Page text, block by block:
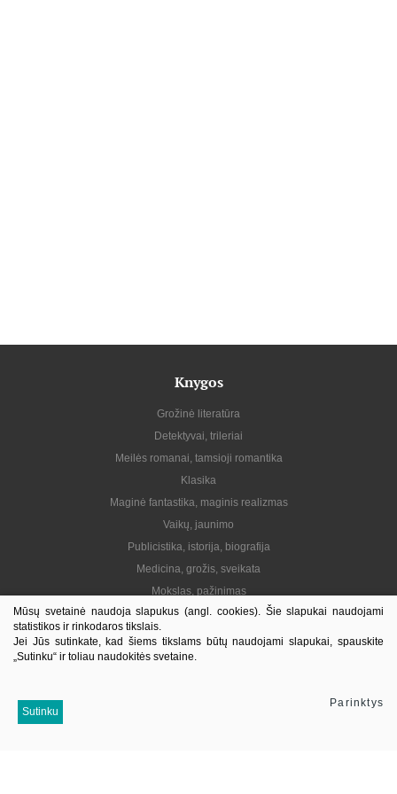
Knygos
Grožinė literatūra
Detektyvai, trileriai
Meilės romanai, tamsioji romantika
Klasika
Maginė fantastika, maginis realizmas
Vaikų, jaunimo
Publicistika, istorija, biografija
Medicina, grožis, sveikata
Mokslas, pažinimas
Praktinė, gyvenimo būdas
Lietuvių autoriai
El. knygos
Mūsų svetainė naudoja slapukus (angl. cookies). Šie slapukai naudojami
statistikos ir rinkodaros tikslais.
Jei Jūs sutinkate, kad šiems tikslams būtų naudojami slapukai, spauskite
„Sutinku“ ir toliau naudokitės svetaine.
Sutinku
Parinktys